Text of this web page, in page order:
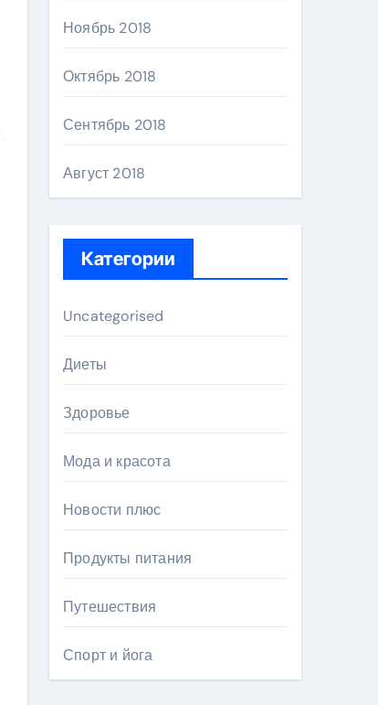
Ноябрь 2018
Октябрь 2018
Сентябрь 2018
Август 2018
Категории
Uncategorised
Диеты
Здоровье
Мода и красота
Новости плюс
Продукты питания
Путешествия
Спорт и йога